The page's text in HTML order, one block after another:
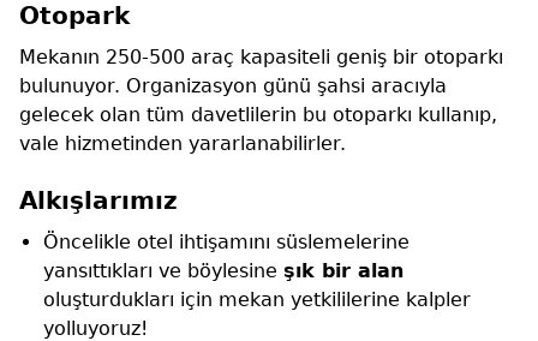
Otopark
Mekanın 250-500 araç kapasiteli geniş bir otoparkı
bulunuyor. Organizasyon günü şahsi aracıyla
gelecek olan tüm davetlilerin bu otoparkı kullanıp,
vale hizmetinden yararlanabilirler.
Alkışlarımız
Öncelikle otel ihtişamını süslemelerine
yansıttıkları ve böylesine şık bir alan
oluşturdukları için mekan yetkililerine kalpler
yolluyoruz!